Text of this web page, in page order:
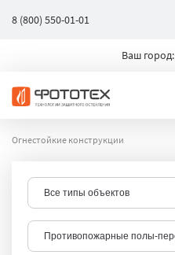
8 (800) 550-01-01
Ваш город:
Огнестойкие конструкции